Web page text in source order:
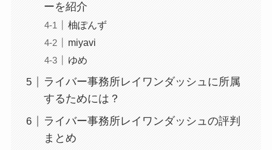
ーを紹介
柚ぽんず
miyavi
ゆめ
ライバー事務所レイワンダッシュに所属
するためには？
ライバー事務所レイワンダッシュの評判
まとめ